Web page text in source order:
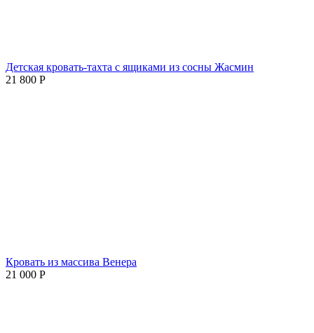
Детская кровать-тахта с ящиками из сосны Жасмин
21 800 Р
Кровать из массива Венера
21 000 Р